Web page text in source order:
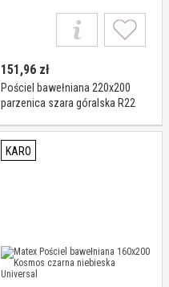
151,96 zł
Pościel bawełniana 220x200
parzenica szara góralska R22
KARO